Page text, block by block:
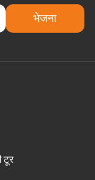
भेजना
टूर